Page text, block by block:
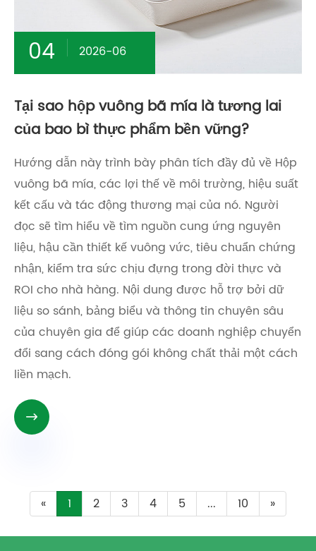
04 2026-06
Tại sao hộp vuông bã mía là tương lai
của bao bì thực phẩm bền vững?
Hướng dẫn này trình bày phân tích đầy đủ về Hộp
vuông bã mía, các lợi thế về môi trường, hiệu suất
kết cấu và tác động thương mại của nó. Người
đọc sẽ tìm hiểu về tìm nguồn cung ứng nguyên
liệu, hậu cần thiết kế vuông vức, tiêu chuẩn chứng
nhận, kiểm tra sức chịu đựng trong đời thực và
ROI cho nhà hàng. Nội dung được hỗ trợ bởi dữ
liệu so sánh, bảng biểu và thông tin chuyên sâu
của chuyên gia để giúp các doanh nghiệp chuyển
đổi sang cách đóng gói không chất thải một cách
liền mạch.

« 1 2 3 4 5 ... 10 »